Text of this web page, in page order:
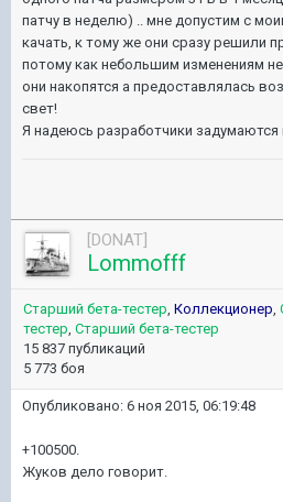
патчу в неделю) .. мне допустим с
качать, к тому же они сразу решили
потому как небольшим изменениям
они накопятся а предоставлялась
свет!
Я надеюсь разработчики задумаются
[DONAT]
Lommofff
Старший бета-тестер, Коллекционер,
тестер, Старший бета-тестер
15 837 публикаций
5 773 боя
Опубликовано: 6 ноя 2015, 06:19:48
+100500.
Жуков дело говорит.